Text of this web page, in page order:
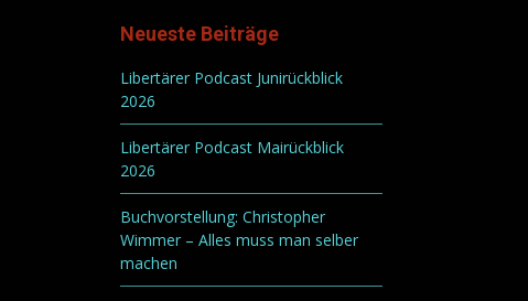
Neueste Beiträge
Libertärer Podcast Junirückblick
2026
Libertärer Podcast Mairückblick
2026
Buchvorstellung: Christopher
Wimmer – Alles muss man selber
machen